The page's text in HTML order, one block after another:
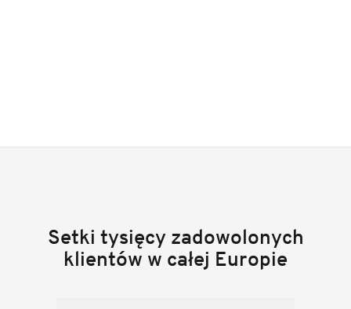
Setki tysięcy zadowolonych
klientów w całej Europie